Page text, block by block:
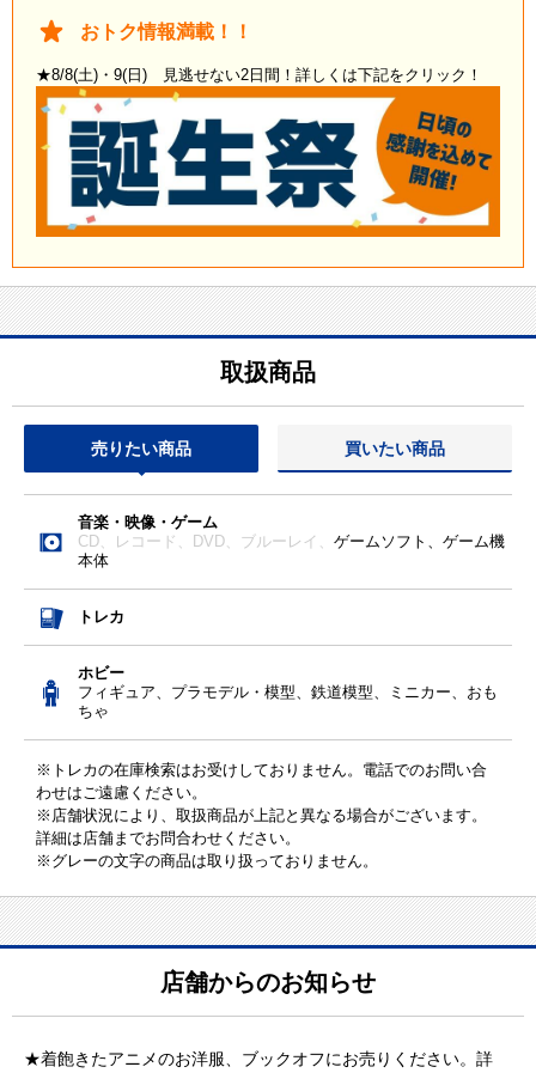
おトク情報満載！！
★8/8(土)・9(日) 見逃せない2日間！詳しくは下記をクリック！
取扱商品
売りたい商品 買いたい商品
音楽・映像・ゲーム
CD、
レコード、 DVD、 ブルーレイ、 ゲームソフト、ゲーム機
本体
トレカ
ホビー
フィギュア、プラモデル・模型、鉄道模型、ミニカー、おも
ちゃ
※トレカの在庫検索はお受けしておりません。電話でのお問い合
わせはご遠慮ください。
※店舗状況により、取扱商品が上記と異なる場合がございます。
詳細は店舗までお問合わせください。
※グレーの文字の商品は取り扱っておりません。
店舗からのお知らせ
★着飽きたアニメのお洋服、ブックオフにお売りください。詳